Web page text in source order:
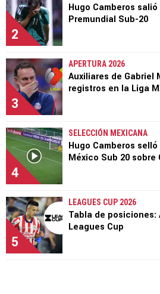
2
Hugo Camberos
Premundial Sub-20
3
APERTURA 2026
Auxiliares de Gabriel
registros en la Liga
4
SELECCIÓN MEXICANA
Hugo Camberos
México Sub 20 sobre
5
LEAGUES CUP 2026
Tabla de posiciones:
Leagues Cup